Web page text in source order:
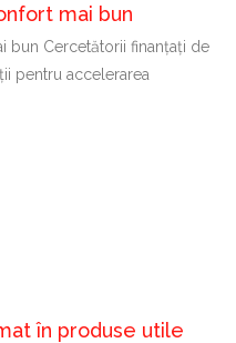
mai bun
bun Cercetătorii finanțați de
pentru accelerarea
în produse utile